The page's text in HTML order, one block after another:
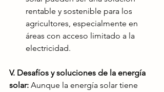
rentable y sostenible para los
agricultores, especialmente en
áreas con acceso limitado a la
electricidad.
V. Desafíos y soluciones de la energía
solar: Aunque la energía solar tiene